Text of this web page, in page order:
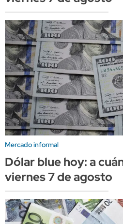
Mercado informal
Dólar blue hoy: a
viernes 7 de agosto